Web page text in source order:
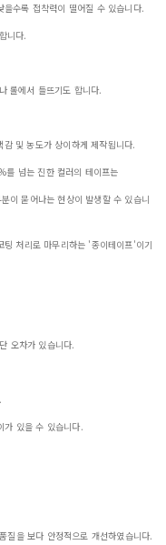
수록 접착력이 떨어질 수 있습니다.
니다.
롤에서 들뜨기도 합니다.
및 농도가 상이하게 제작됩니다.
를 넘는 진한 컬러의 테이프는
이 묻어나는 현상이 발생할 수 있습니
처리로 마무리하는 '종이테이프'이기
오차가 있습니다.
있을 수 있습니다.
을 보다 안정적으로 개선하였습니다.